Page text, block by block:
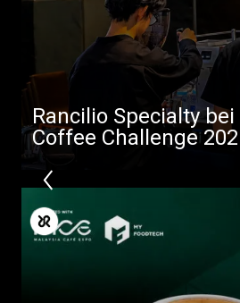
Rancilio Specialty
Coffee Challenge